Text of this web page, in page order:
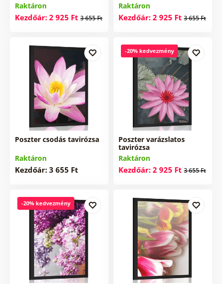
Raktáron
Kezdőár: 2 925 Ft 3 655 Ft
Raktáron
Kezdőár: 2 925 Ft 3 655 Ft
Poszter csodás tavirózsa
Raktáron
Kezdőár: 3 655 Ft
-20% kedvezmény
Poszter varázslatos
tavirózsa
Raktáron
Kezdőár: 2 925 Ft 3 655 Ft
-20% kedvezmény